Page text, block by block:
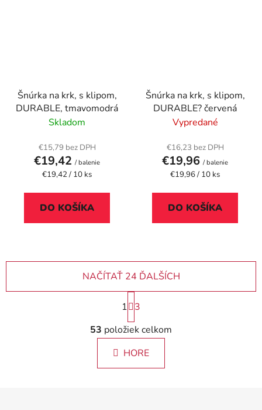
Šnúrka na krk, s klipom,
DURABLE, tmavomodrá
Skladom
€15,79 bez DPH
€19,42 / balenie
Jednotková
€19,42 / 10 ks
DO KOŠÍKA
Šnúrka na krk, s klipom,
DURABLE? červená
Vypredané
€16,23 bez DPH
€19,96 / balenie
Jednotková
€19,96 / 10 ks
DO KOŠÍKA
O
v
l
á
d
NAČÍTAŤ 24 ĎALŠÍCH
S
t
r
á
n
k
1
3
53 položiek celkom
HORE